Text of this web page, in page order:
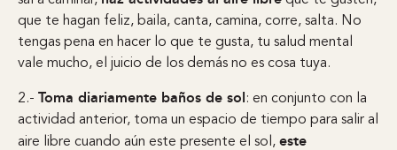
que te hagan feliz, baila, canta, camina, corre, salta. No
tengas pena en hacer lo que te gusta, tu salud mental
vale mucho, el juicio de los demás no es cosa tuya.
2.- Toma diariamente baños de sol: en conjunto con la
actividad anterior, toma un espacio de tiempo para salir al
aire libre cuando aún este presente el sol, este